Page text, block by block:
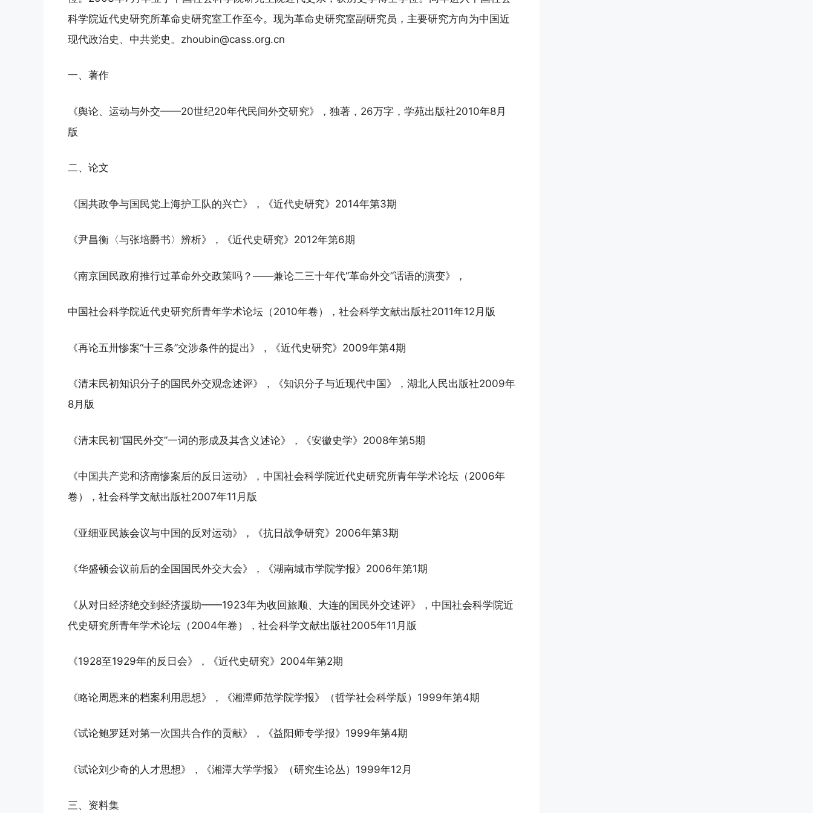
科学院近代史研究所革命史研究室工作至今。现为革命史研究室副研究员，主要研究方向为中国近
现代政治史、中共党史。zhoubin@cass.org.cn
一、著作
《舆论、运动与外交——20世纪20年代民间外交研究》，独著，26万字，学苑出版社2010年8月
版
二、论文
《国共政争与国民党上海护工队的兴亡》，《近代史研究》2014年第3期
《尹昌衡〈与张培爵书〉辨析》，《近代史研究》2012年第6期
《南京国民政府推行过革命外交政策吗？——兼论二三十年代“革命外交”话语的演变》，
中国社会科学院近代史研究所青年学术论坛（2010年卷），社会科学文献出版社2011年12月版
《再论五卅惨案“十三条”交涉条件的提出》，《近代史研究》2009年第4期
《清末民初知识分子的国民外交观念述评》，《知识分子与近现代中国》，湖北人民出版社2009年
8月版
《清末民初“国民外交”一词的形成及其含义述论》，《安徽史学》2008年第5期
《中国共产党和济南惨案后的反日运动》，中国社会科学院近代史研究所青年学术论坛（2006年
卷），社会科学文献出版社2007年11月版
《亚细亚民族会议与中国的反对运动》，《抗日战争研究》2006年第3期
《华盛顿会议前后的全国国民外交大会》，《湖南城市学院学报》2006年第1期
《从对日经济绝交到经济援助——1923年为收回旅顺、大连的国民外交述评》，中国社会科学院近
代史研究所青年学术论坛（2004年卷），社会科学文献出版社2005年11月版
《1928至1929年的反日会》，《近代史研究》2004年第2期
《略论周恩来的档案利用思想》，《湘潭师范学院学报》（哲学社会科学版）1999年第4期
《试论鲍罗廷对第一次国共合作的贡献》，《益阳师专学报》1999年第4期
《试论刘少奇的人才思想》，《湘潭大学学报》（研究生论丛）1999年12月
三、资料集